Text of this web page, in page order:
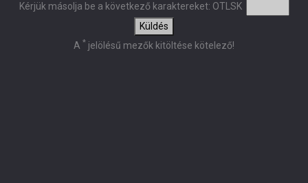
Kérjük másolja be a következő karaktereket: OTLSK
Küldés
A * jelölésű mezők kitöltése kötelező!